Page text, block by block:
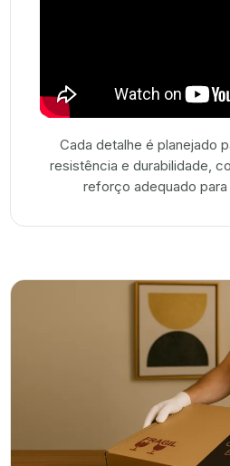
Cada detalhe é planejado
resistência e durabilidade,
reforço adequado para